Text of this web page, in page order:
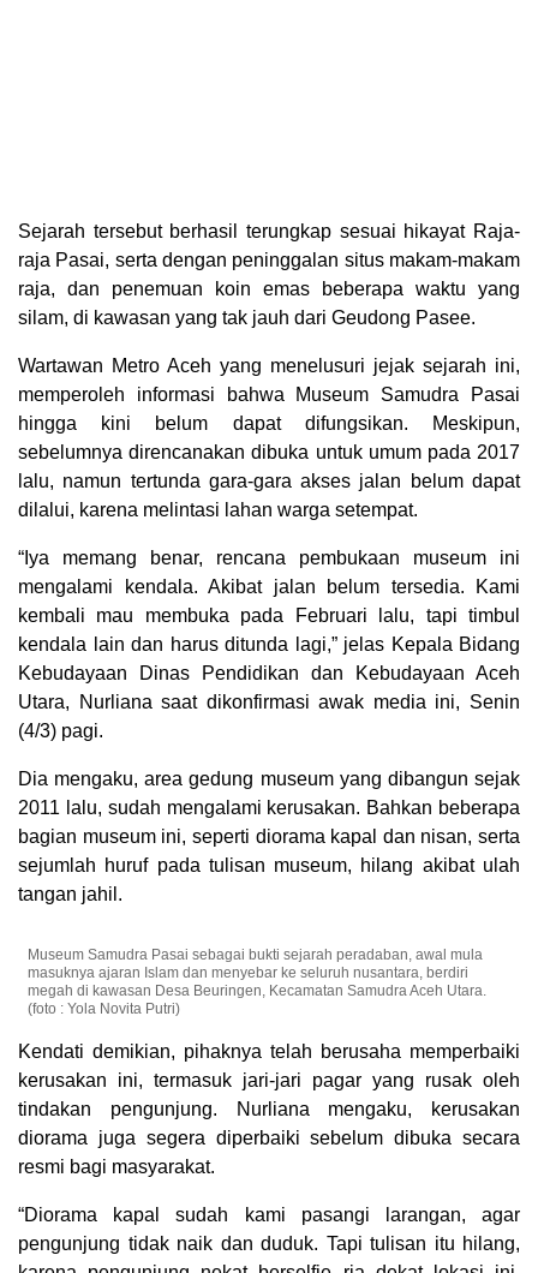
Sejarah tersebut berhasil terungkap sesuai hikayat Raja-
raja Pasai, serta dengan peninggalan situs makam-makam
raja, dan penemuan koin emas beberapa waktu yang
silam, di kawasan yang tak jauh dari Geudong Pasee.
Wartawan Metro Aceh yang menelusuri jejak sejarah ini,
memperoleh informasi bahwa Museum Samudra Pasai
hingga kini belum dapat difungsikan. Meskipun,
sebelumnya direncanakan dibuka untuk umum pada 2017
lalu, namun tertunda gara-gara akses jalan belum dapat
dilalui, karena melintasi lahan warga setempat.
“Iya memang benar, rencana pembukaan museum ini
mengalami kendala. Akibat jalan belum tersedia. Kami
kembali mau membuka pada Februari lalu, tapi timbul
kendala lain dan harus ditunda lagi,” jelas Kepala Bidang
Kebudayaan Dinas Pendidikan dan Kebudayaan Aceh
Utara, Nurliana saat dikonfirmasi awak media ini, Senin
(4/3) pagi.
Dia mengaku, area gedung museum yang dibangun sejak
2011 lalu, sudah mengalami kerusakan. Bahkan beberapa
bagian museum ini, seperti diorama kapal dan nisan, serta
sejumlah huruf pada tulisan museum, hilang akibat ulah
tangan jahil.
Museum Samudra Pasai sebagai bukti sejarah peradaban, awal mula
masuknya ajaran Islam dan menyebar ke seluruh nusantara, berdiri
megah di kawasan Desa Beuringen, Kecamatan Samudra Aceh Utara.
(foto : Yola Novita Putri)
Kendati demikian, pihaknya telah berusaha memperbaiki
kerusakan ini, termasuk jari-jari pagar yang rusak oleh
tindakan pengunjung. Nurliana mengaku, kerusakan
diorama juga segera diperbaiki sebelum dibuka secara
resmi bagi masyarakat.
“Diorama kapal sudah kami pasangi larangan, agar
pengunjung tidak naik dan duduk. Tapi tulisan itu hilang,